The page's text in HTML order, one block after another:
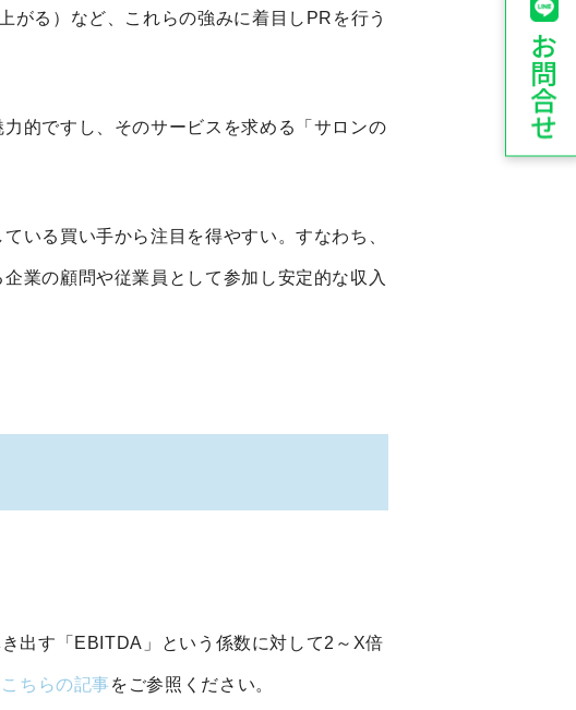
がる）など、これらの強みに着目しPRを行う
的ですし、そのサービスを求める「サロンの
いる買い手から注目を得やすい。すなわち、
業の顧問や従業員として参加し安定的な収入
出す「EBITDA」という係数に対して2～X倍
こちらの記事をご参照ください。